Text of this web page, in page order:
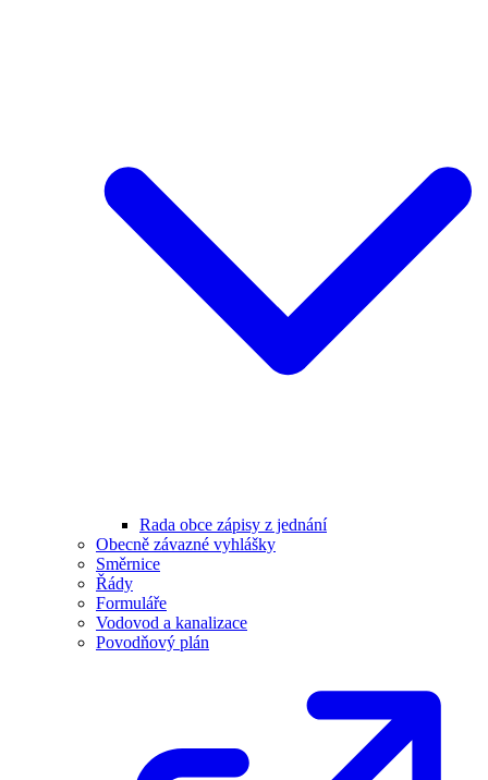
Rada obce zápisy z jednání
Obecně závazné vyhlášky
Směrnice
Řády
Formuláře
Vodovod a kanalizace
Povodňový plán